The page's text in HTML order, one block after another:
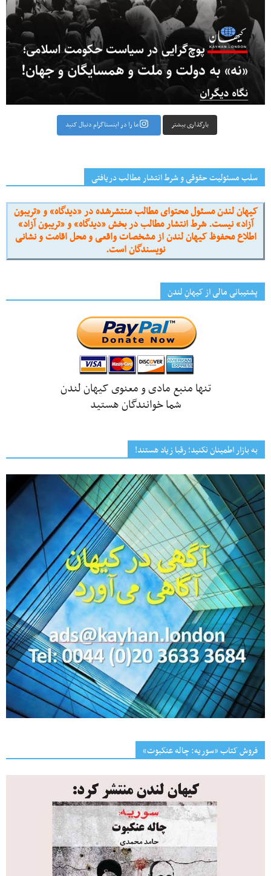
بارگذاری بیشتر ما را در اینستاگرام دنبال کنید
سلب مسئولیت حقوقی و شرط انتشار مطالب دریافتی
کیهان لندن مسئول محتوای مطالب منتشرشده در «دیدگاه» و «تریبون
آزاد» نیست. شرط انتشار مطالب در بخش «دیدگاه» و «تریبون آزاد»
اطلاع محفوظ کیهان لندن از مشخصات واقعی و محل اقامت و نشانی
نویسندگان است.
پشتیبانی مالی از کیهانِ لندن
تنها منبع مادی و معنوی کیهان لندن
شما خوانندگان هستید
به بازار اطمینان نکنید؛ رقبا زیاد هستند!
فروش کتاب «سوریه: چاله عنکبوت»